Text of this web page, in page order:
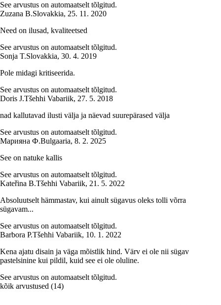
See arvustus on automaatselt tõlgitud.
Zuzana B.Slovakkia, 25. 11. 2020
Need on ilusad, kvaliteetsed
See arvustus on automaatselt tõlgitud.
Sonja T.Slovakkia, 30. 4. 2019
Pole midagi kritiseerida.
See arvustus on automaatselt tõlgitud.
Doris J.Tšehhi Vabariik, 27. 5. 2018
nad kallutavad ilusti välja ja näevad suurepärased välja
See arvustus on automaatselt tõlgitud.
Марияна Ф.Bulgaaria, 8. 2. 2025
See on natuke kallis
See arvustus on automaatselt tõlgitud.
Kateřina B.Tšehhi Vabariik, 21. 5. 2022
Absoluutselt hämmastav, kui ainult sügavus oleks tolli võrra
sügavam...
See arvustus on automaatselt tõlgitud.
Barbora P.Tšehhi Vabariik, 10. 1. 2022
Kena ajatu disain ja väga mõistlik hind. Värv ei ole nii sügav
pastelsinine kui pildil, kuid see ei ole oluline.
See arvustus on automaatselt tõlgitud.
kõik arvustused (14)